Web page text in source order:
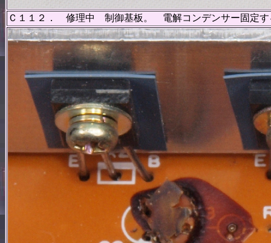
Ｃ１１２． 修理中 制御基板。 電解コンデンサー固定す